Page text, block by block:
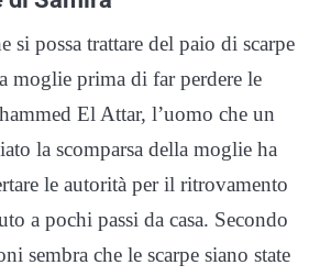
si possa trattare del paio di scarpe
moglie prima di far perdere le
El Attar, l’uomo che un
la scomparsa della moglie ha
le autorità per il ritrovamento
a pochi passi da casa. Secondo
sembra che le scarpe siano state